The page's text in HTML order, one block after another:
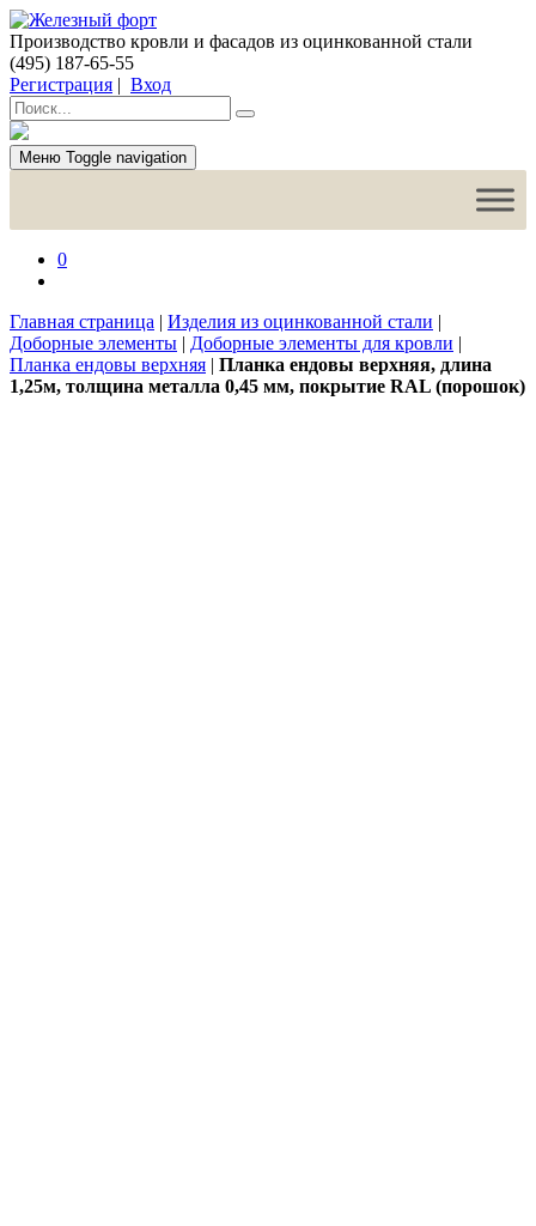
Производство кровли и фасадов из оцинкованной стали
(495) 187-65-55
Регистрация | Вход
Меню Toggle navigation
0
Главная страница | Изделия из оцинкованной стали |
Доборные элементы | Доборные элементы для кровли |
Планка ендовы верхняя | Планка ендовы верхняя, длина
1,25м, толщина металла 0,45 мм, покрытие RAL (порошок)